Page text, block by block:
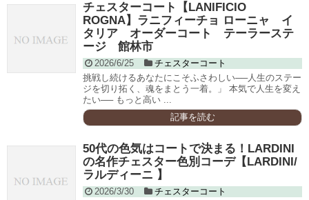
チェスターコート【LANIFICIO
ROGNA】ラニフィーチョ ローニャ イ
タリア オーダーコート テーラーステ
ージ 館林市
2026/6/25
チェスターコート
挑戦し続けるあなたにこそふさわしい──人生のステー
ジを切り拓く、魂をまとう一着。」 本気で人生を変え
たい── もっと高い ...
記事を読む
50代の色気はコートで決まる！LARDINI
の名作チェスター色別コーデ【LARDINI/
ラルディーニ 】
2026/3/30
チェスターコート